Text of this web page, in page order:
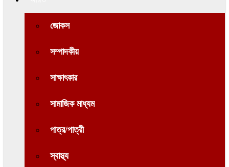
জোকস
সম্পাদকীয়
সাক্ষাৎকার
সামাজিক মাধ্যম
পাত্র/পাত্রী
স্বাস্থ্য